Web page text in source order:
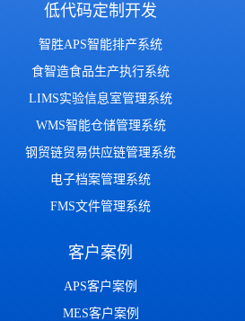
低代码定制开发
智胜APS智能排产系统
食智造食品生产执行系统
LIMS实验信息室管理系统
WMS智能仓储管理系统
钢贸链贸易供应链管理系统
电子档案管理系统
FMS文件管理系统
客户案例
APS客户案例
MES客户案例